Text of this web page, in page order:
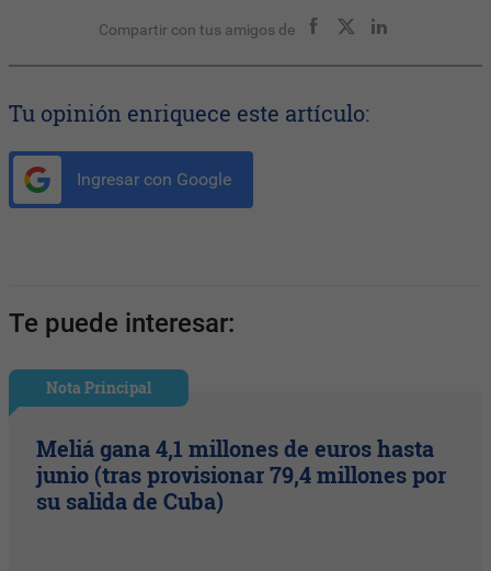
Compartir con tus amigos de
Tu opinión enriquece este artículo:
Ingresar con Google
Te puede interesar:
Nota Principal
Meliá gana 4,1 millones de euros hasta
junio (tras provisionar 79,4 millones por
su salida de Cuba)